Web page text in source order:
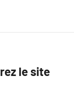
le site